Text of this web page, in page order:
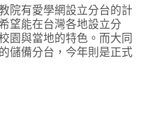
院有愛學網設立分台的計
望能在台灣各地設立分
園與當地的特色。而大同
儲備分台，今年則是正式